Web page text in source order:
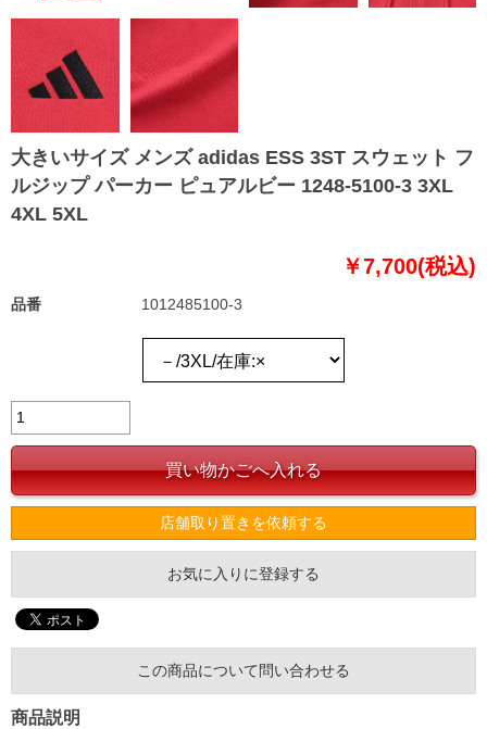
大きいサイズ メンズ adidas ESS 3ST スウェット フ
ルジップ パーカー ピュアルビー 1248-5100-3 3XL
4XL 5XL
￥7,700(税込)
品番 1012485100-3
店舗取り置きを依頼する
お気に入りに登録する
この商品について問い合わせる
商品説明